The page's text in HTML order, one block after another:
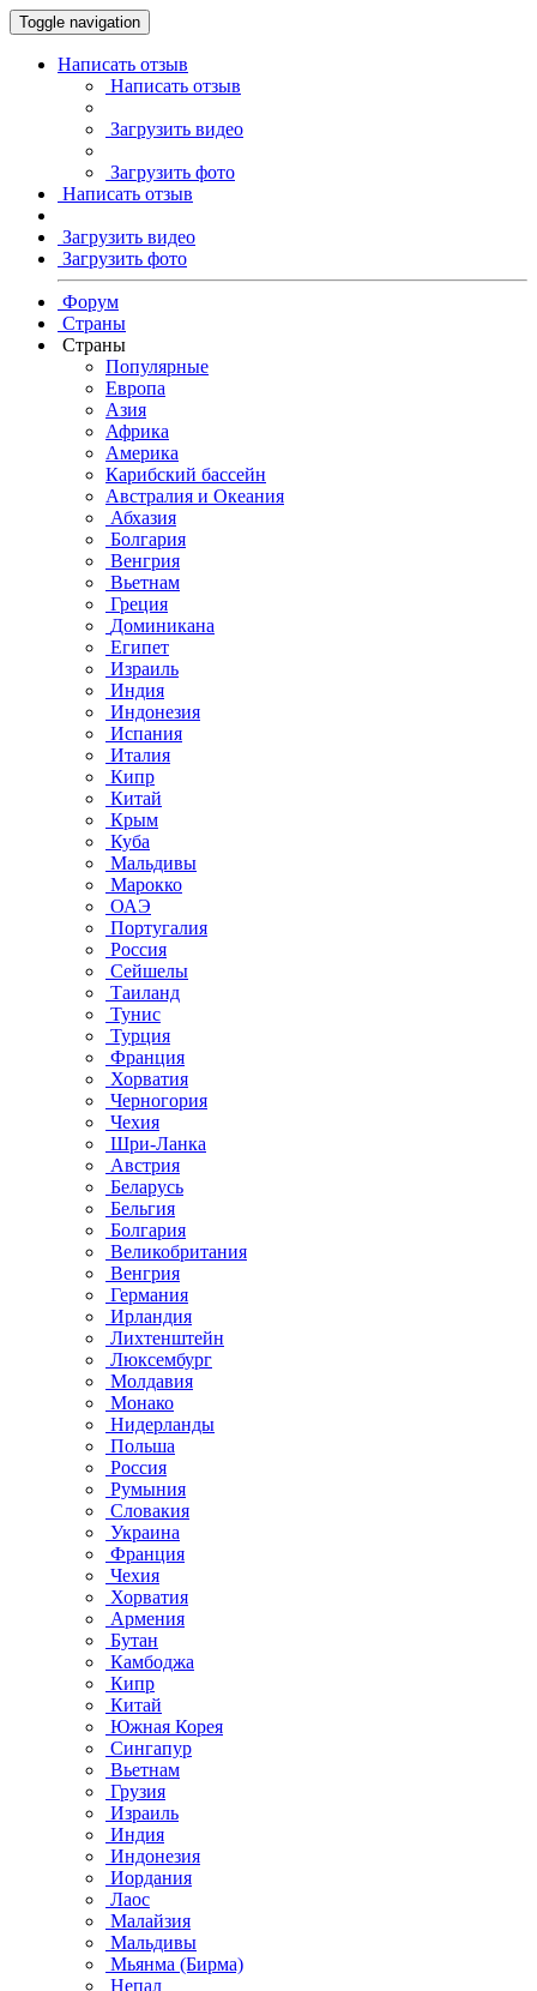
Toggle navigation
Написать отзыв
Написать отзыв
Загрузить видео
Загрузить фото
Написать отзыв
Загрузить видео
Загрузить фото
Форум
Страны
Страны
Популярные
Европа
Азия
Африка
Америка
Карибский бассейн
Австралия и Океания
Абхазия
Болгария
Венгрия
Вьетнам
Греция
Доминикана
Египет
Израиль
Индия
Индонезия
Испания
Италия
Кипр
Китай
Крым
Куба
Мальдивы
Марокко
ОАЭ
Португалия
Россия
Сейшелы
Таиланд
Тунис
Турция
Франция
Хорватия
Черногория
Чехия
Шри-Ланка
Австрия
Беларусь
Бельгия
Болгария
Великобритания
Венгрия
Германия
Ирландия
Лихтенштейн
Люксембург
Молдавия
Монако
Нидерланды
Польша
Россия
Румыния
Словакия
Украина
Франция
Чехия
Хорватия
Армения
Бутан
Камбоджа
Кипр
Китай
Южная Корея
Сингапур
Вьетнам
Грузия
Израиль
Индия
Индонезия
Иордания
Лаос
Малайзия
Мальдивы
Мьянма (Бирма)
Непал